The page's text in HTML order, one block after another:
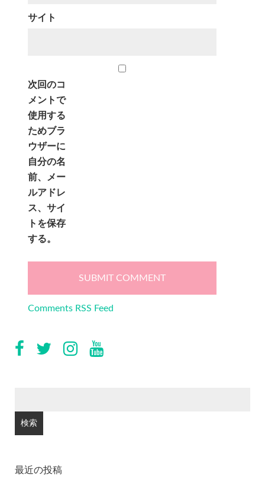
サイト
次回のコ
メントで
使用する
ためブラ
ウザーに
自分の名
前、メー
ルアドレ
ス、サイ
トを保存
する。
Comments RSS Feed
最近の投稿